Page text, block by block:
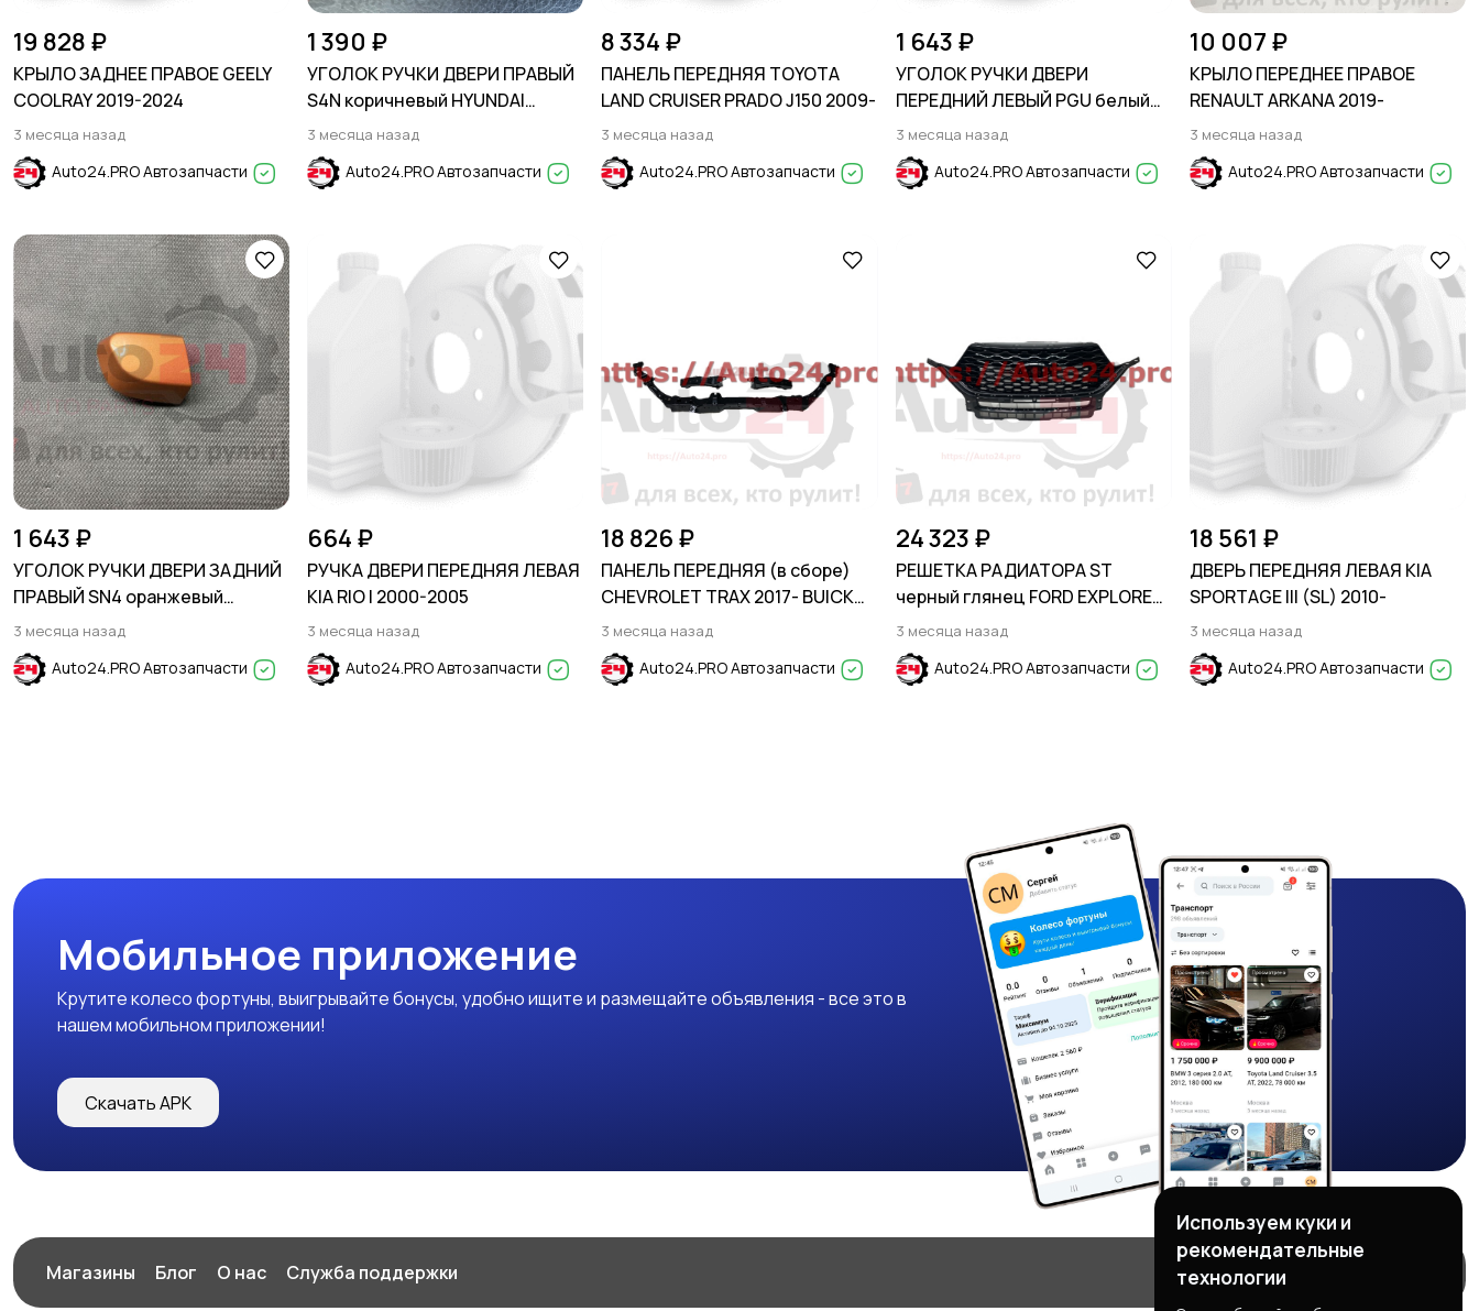
19 828 ₽
КРЫЛО ЗАДНЕЕ ПРАВОЕ GEELY
COOLRAY 2019-2024
3 месяца назад
Auto24.PRO Автозапчасти
1 390 ₽
УГОЛОК РУЧКИ ДВЕРИ ПРАВЫЙ
S4N коричневый HYUNDAI
SOLARIS 2017-2024
3 месяца назад
Auto24.PRO Автозапчасти
8 334 ₽
ПАНЕЛЬ ПЕРЕДНЯЯ TOYOTA
LAND CRUISER PRADO J150 2009-
3 месяца назад
Auto24.PRO Автозапчасти
1 643 ₽
УГОЛОК РУЧКИ ДВЕРИ
ПЕРЕДНИЙ ЛЕВЫЙ PGU белый
HYUNDAI CRETA 2016-2021
3 месяца назад
Auto24.PRO Автозапчасти
10 007 ₽
КРЫЛО ПЕРЕДНЕЕ ПРАВОЕ
RENAULT ARKANA 2019-
3 месяца назад
Auto24.PRO Автозапчасти
1 643 ₽
УГОЛОК РУЧКИ ДВЕРИ ЗАДНИЙ
ПРАВЫЙ SN4 оранжевый
HYUNDAI CRETA 2016-2021
3 месяца назад
Auto24.PRO Автозапчасти
664 ₽
РУЧКА ДВЕРИ ПЕРЕДНЯЯ ЛЕВАЯ
KIA RIO I 2000-2005
3 месяца назад
Auto24.PRO Автозапчасти
18 826 ₽
ПАНЕЛЬ ПЕРЕДНЯЯ (в сборе)
CHEVROLET TRAX 2017- BUICK
ENCORE 2016-2023
3 месяца назад
Auto24.PRO Автозапчасти
24 323 ₽
РЕШЕТКА РАДИАТОРА ST
черный глянец FORD EXPLORER
2020-
3 месяца назад
Auto24.PRO Автозапчасти
18 561 ₽
ДВЕРЬ ПЕРЕДНЯЯ ЛЕВАЯ KIA
SPORTAGE III (SL) 2010-
3 месяца назад
Auto24.PRO Автозапчасти
Мобильное приложение
Крутите колесо фортуны, выигрывайте бонусы, удобно ищите и размещайте объявления - все это в
нашем мобильном приложении!
Скачать APK
Магазины Блог О нас Служба поддержки
Используем куки и
рекомендательные
технологии